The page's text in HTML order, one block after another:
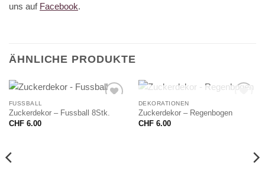
uns auf Facebook.
ÄHNLICHE PRODUKTE
FUSSBALL
Zuckerdekor – Fussball 8Stk.
CHF6.00
NICHT VORRÄTIG
DEKORATIONEN
Zuckerdekor – Regenbogen
CHF6.00